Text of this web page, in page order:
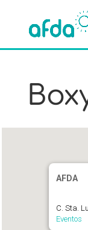
AFDA
C. Sta.
Eventos